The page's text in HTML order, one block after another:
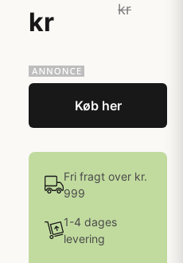
kr
kr
Køb her
Fri fragt over kr.
999
1-4 dages
levering